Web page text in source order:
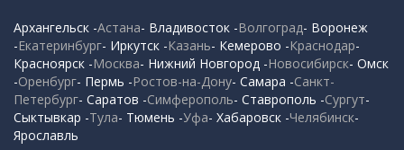
Архангельск -Астана- Владивосток -Волгоград- Воронеж
-Екатеринбург- Иркутск -Казань- Кемерово -Краснодар-
Красноярск -Москва- Нижний Новгород -Новосибирск- Омск
-Оренбург- Пермь -Ростов-на-Дону- Самара -Санкт-
Петербург- Саратов -Симферополь- Ставрополь -Сургут-
Сыктывкар -Тула- Тюмень -Уфа- Хабаровск -Челябинск-
Ярославль